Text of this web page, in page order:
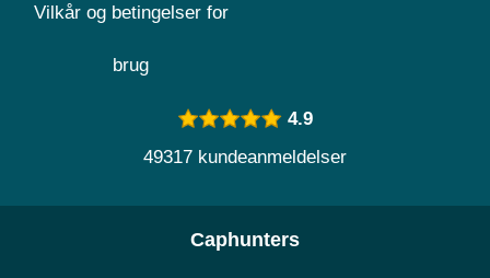
Vilkår og betingelser for
brug
4.9
49317 kundeanmeldelser
Caphunters